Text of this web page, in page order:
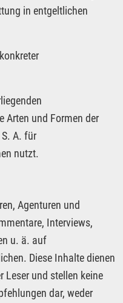
in entgeltlichen
Arten und Formen der
A. für
nutzt.
Agenturen und
Interviews,
u. ä. auf
Diese Inhalte dienen
und stellen keine
dar, weder